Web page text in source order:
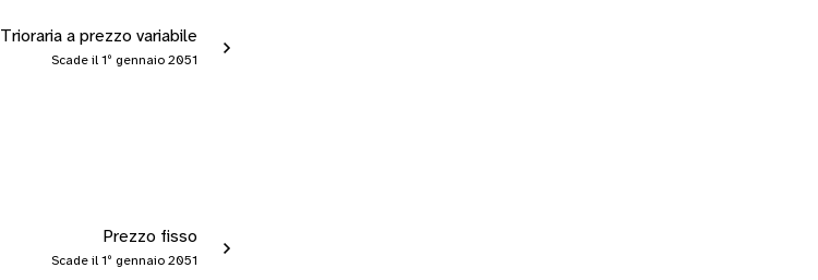
Trioraria a prezzo variabile
Scade il 1º gennaio 2051
Prezzo fisso
Scade il 1º gennaio 2051